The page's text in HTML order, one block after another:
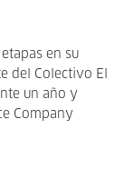
en su
del Colectivo El
un año y
Company